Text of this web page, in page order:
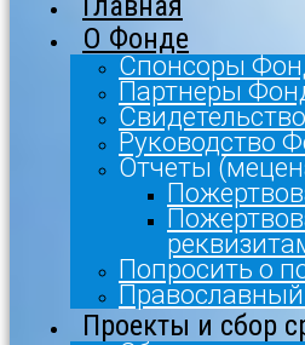
О Фонде
Спонсоры
Партнеры
Руководство
Отчеты
Попросить о
Проекты и сбор